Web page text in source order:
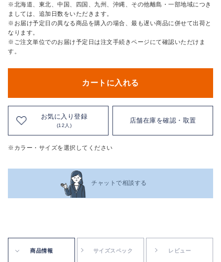
※北海道、東北、中国、四国、九州、沖縄、その他離島・一部地域につき
ましては、追加日数をいただきます。
※お届け予定日の異なる商品を購入の場合、最も遅い商品に併せて出荷と
なります。
※ご注文単位でのお届け予定日は注文手続きページにて確認いただけま
す。
カートに入れる
お気に入り登録
(12人)
店舗在庫を確認・取置
※カラー・サイズを選択してください
チャットで相談する
商品情報 サイズスペック レビュー